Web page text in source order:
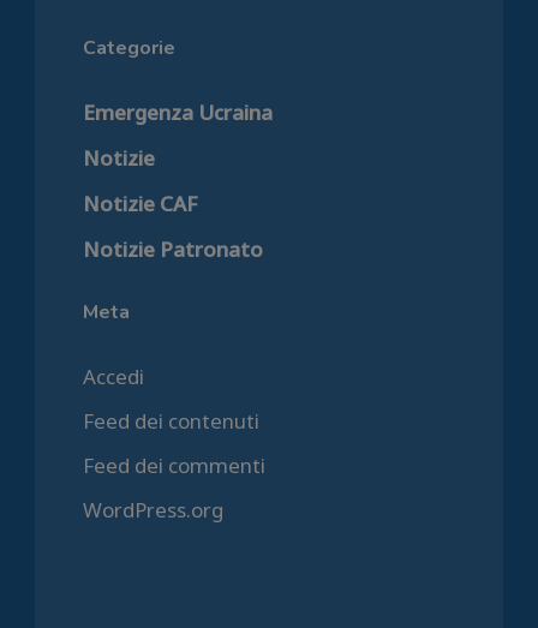
Categorie
Emergenza Ucraina
Notizie
Notizie CAF
Notizie Patronato
Meta
Accedi
Feed dei contenuti
Feed dei commenti
WordPress.org